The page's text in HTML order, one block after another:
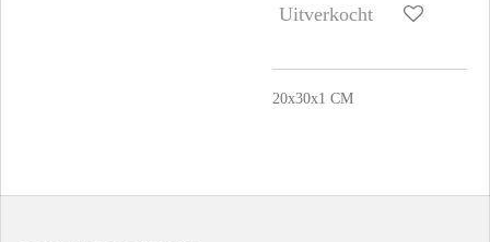
Uitverkocht
20x30x1 CM